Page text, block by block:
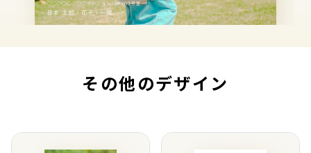
その他のデザイン